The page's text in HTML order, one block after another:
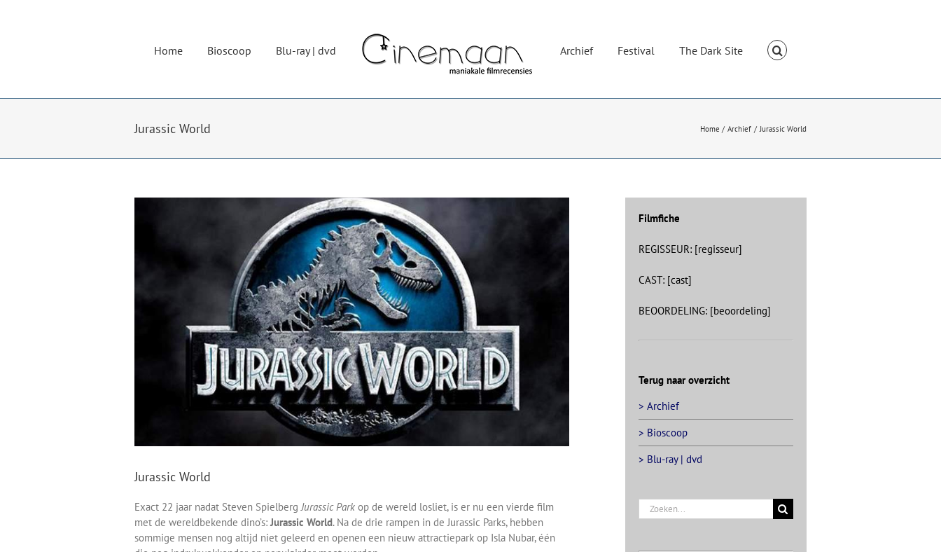
Home Bioscoop Blu-ray | dvd Archief Festival The Dark Site
Jurassic World Home Archief Jurassic World
Jurassic World
Exact 22 jaar nadat Steven SpielbergJurassic Park op de wereld losliet, is er nu een vierde film
met de wereldbekende dino’s:Jurassic World. Na de drie rampen in de Jurassic Parks, hebben
sommige mensen nog altijd niet geleerd en openen een nieuw attractiepark op Isla Nubar, één
Filmfiche
REGISSEUR: [regisseur]
CAST: [cast]
BEOORDELING: [beoordeling]
Terug naar overzicht
> Archief
> Bioscoop
> Blu-ray | dvd
Zoeken
naar: